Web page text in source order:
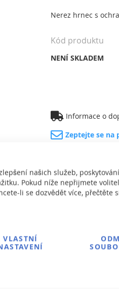
našich služeb,
Pokud níže nepřijmete
li se dozvědět více, přečtěte
VLASTNÍ
Nerez hrnec s
NENÍ SKLADEM
Kód produktu
Informace o
Zeptejte se na